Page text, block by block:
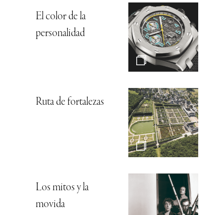
El color de la
personalidad
Ruta de fortalezas
Los mitos y la
movida